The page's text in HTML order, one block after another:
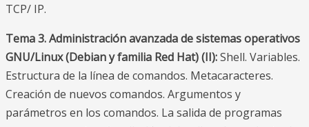
TCP/ IP.
Tema 3. Administración avanzada de sistemas operativos
GNU/Linux (Debian y familia Red Hat) (II):Shell. Variables.
Estructura de la línea de comandos. Metacaracteres.
Creación de nuevos comandos. Argumentos y
parámetros en los comandos. La salida de programas